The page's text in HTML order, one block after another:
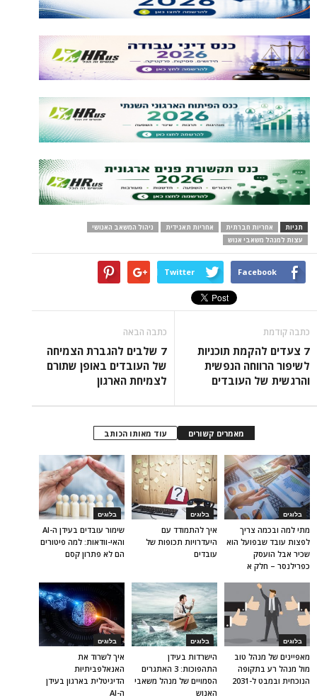
תגיות אחריות חברתית אחריות תאגידית
ניהול המשאב האנושי
עצות למנהל משאבי אנוש
Facebook
Twitter
כתבה קודמת
7 צעדים להקמת תוכניות
לשיפור הרווחה הנפשית
והרגשית של העובדים
כתבה הבאה
7 שלבים להגברת הצמיחה
של העובדים באופן שתורם
לצמיחת הארגון
מאמרים קשורים עוד מאותו הכותב
בלוגים
שימור עובדים בעידן ה-AI
והאי-וודאות: למה פיטורים
הם לא פתרון קסם
בלוגים
איך להתמודד עם
היעדרויות תכופות של
עובדים
בלוגים
מתי למה ובכמה צריך
לפצות עובד שבפועל הוא
שכיר אבל הועסק
כפרילנסר – חלק א
בלוגים
איך לשרוד את
האנאלפביתיוּת
הדיגיטלית בארגון בעידן
ה-AI
בלוגים
הישרדות בעידן
התהפוכות: 3 האתגרים
הסמויים של מנהל משאבי
האנוש
בלוגים
מאפיינים של מנהל טוב
מול מנהל רע בתקופה
הנוכחית ובמבט ל-2031